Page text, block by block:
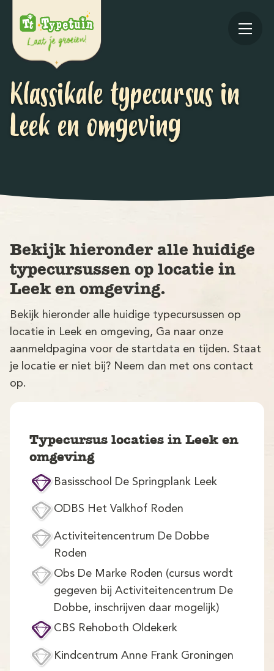
Aanmelden
Klassikale typecursus in
Leek en omgeving
Bekijk hieronder alle huidige
typecursussen op locatie in
Leek en omgeving.
Bekijk hieronder alle huidige typecursussen op
locatie in Leek en omgeving, Ga naar onze
aanmeldpagina voor de startdata en tijden. Staat
je locatie er niet bij? Neem dan met ons contact
op.
Typecursus locaties in Leek en
omgeving
Basisschool De Springplank Leek
ODBS Het Valkhof Roden
Activiteitencentrum De Dobbe
Roden
Obs De Marke Roden (cursus wordt
gegeven bij Activiteitencentrum De
Dobbe, inschrijven daar mogelijk)
CBS Rehoboth Oldekerk
Kindcentrum Anne Frank Groningen